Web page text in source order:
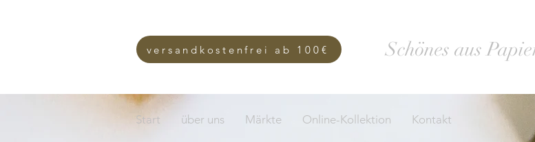
Schönes aus
Start über uns Märkte Online-Kollektion Kontakt
versandkostenfrei ab 100€